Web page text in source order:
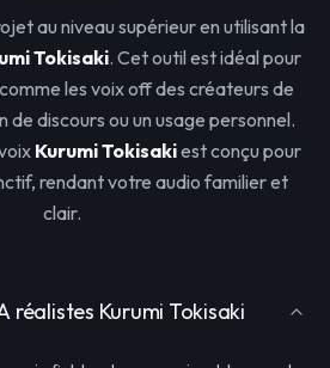
au niveau supérieur en utilisant la
Tokisaki. Cet outil est idéal pour
les voix off des créateurs de
de discours ou un usage personnel.
Kurumi Tokisakiest conçu pour
rendant votre audio familier et
clair.
réalistes Kurumi Tokisaki